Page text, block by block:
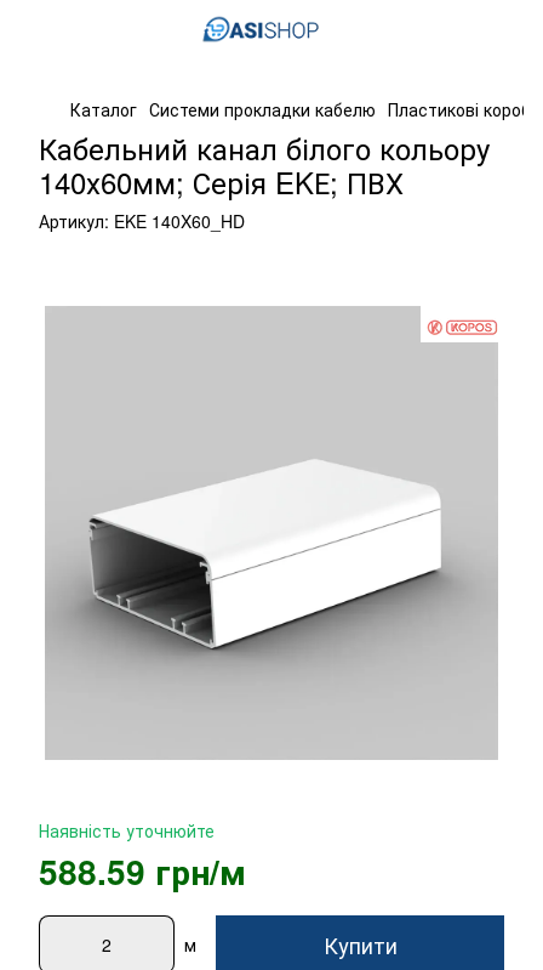
Каталог Системи прокладки кабелю Пластикові короба
Кабельний канал білого кольору
140х60мм; Серія EKЕ; ПВХ
Артикул: EKE 140X60_HD
Наявність уточнюйте
588.59 грн/м
м Купити